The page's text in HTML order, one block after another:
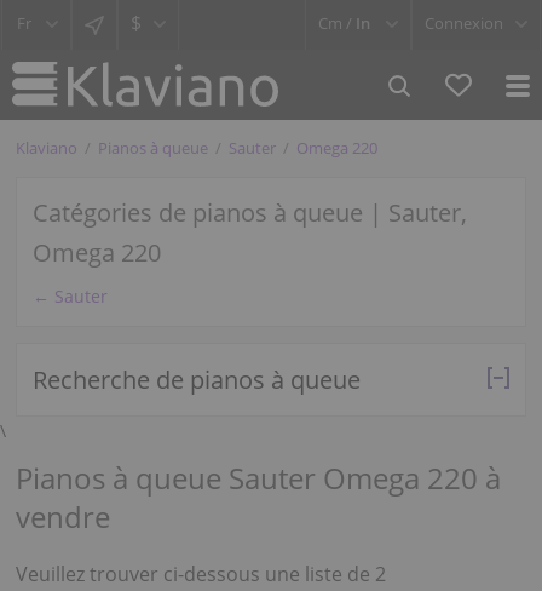
$ Cm / In Connexion
Klaviano Pianos à queue Sauter Omega 220
Catégories de pianos à queue | Sauter,
Omega 220
← Sauter
Recherche de pianos à queue
\
Pianos à queue Sauter Omega 220 à
vendre
Veuillez trouver ci-dessous une liste de 2